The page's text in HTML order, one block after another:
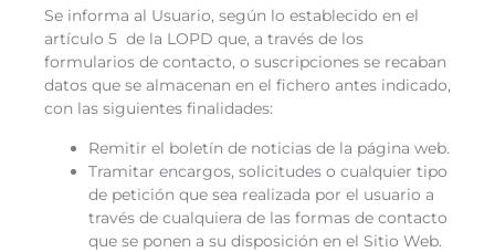
Se informa al Usuario, según lo establecido en el
artículo 5 de la LOPD que, a través de los
formularios de contacto, o suscripciones se recaban
datos que se almacenan en el fichero antes indicado,
con las siguientes finalidades:
Remitir el boletín de noticias de la página web.
Tramitar encargos, solicitudes o cualquier tipo
de petición que sea realizada por el usuario a
través de cualquiera de las formas de contacto
que se ponen a su disposición en el Sitio Web.